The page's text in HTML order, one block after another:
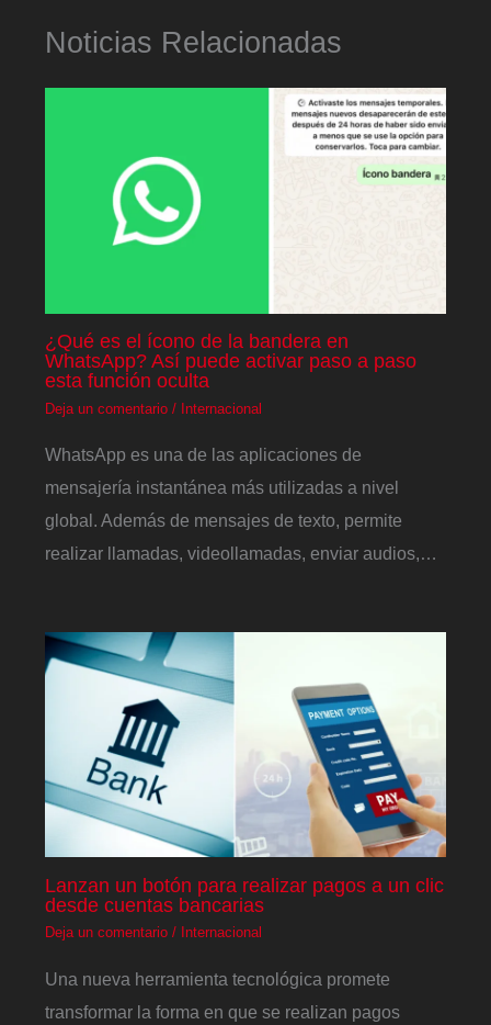
Noticias Relacionadas
¿Qué es el ícono de la bandera en
WhatsApp? Así puede activar paso a paso
esta función oculta
Deja un comentario / Internacional
WhatsApp es una de las aplicaciones de
mensajería instantánea más utilizadas a nivel
global. Además de mensajes de texto, permite
realizar llamadas, videollamadas, enviar audios,…
Lanzan un botón para realizar pagos a un clic
desde cuentas bancarias
Deja un comentario / Internacional
Una nueva herramienta tecnológica promete
transformar la forma en que se realizan pagos